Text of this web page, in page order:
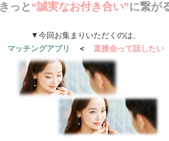
きっと “誠実なお付き合い”に繋が
▼今回お集まりいただくのは、
マッチングアプリ
＜ 直接会って話したい